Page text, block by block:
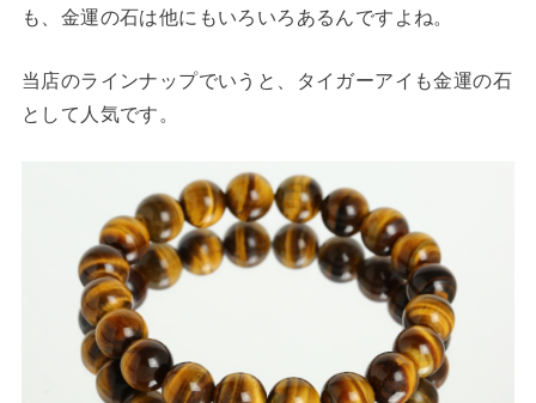
も、金運の石は他にもいろいろあるんですよね。
当店のラインナップでいうと、タイガーアイも金運の石
として人気です。